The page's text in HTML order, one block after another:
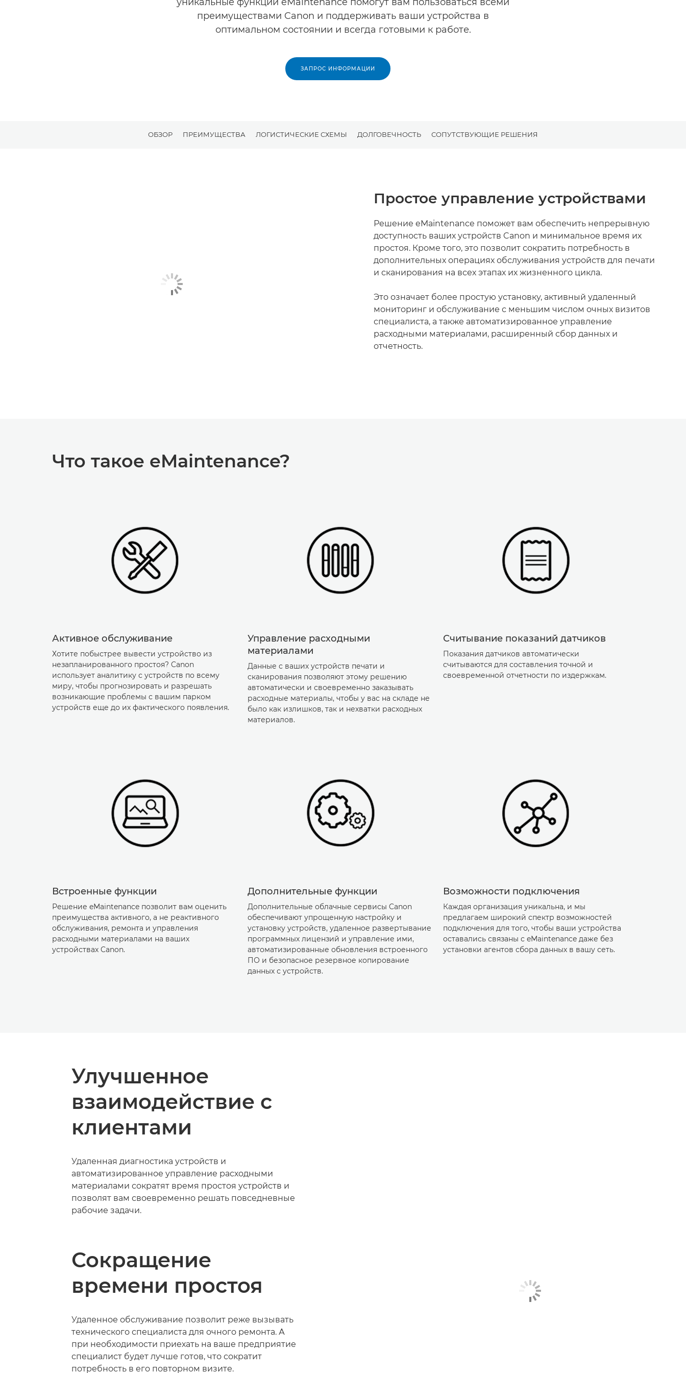
преимуществами Canon и поддерживать ваши устройства в
оптимальном состоянии и всегда готовыми к работе.
ЗАПРОС ИНФОРМАЦИИ
ОБЗОР ПРЕИМУЩЕСТВА ЛОГИСТИЧЕСКИЕ СХЕМЫ ДОЛГОВЕЧНОСТЬ СОПУТСТВУЮЩИЕ РЕШЕНИЯ
Простое управление устройствами
Решение eMaintenance поможет вам обеспечить непрерывную
доступность ваших устройств Canon и минимальное время их
простоя. Кроме того, это позволит сократить потребность в
дополнительных операциях обслуживания устройств для печати
и сканирования на всех этапах их жизненного цикла.
Это означает более простую установку, активный удаленный
мониторинг и обслуживание с меньшим числом очных визитов
специалиста, а также автоматизированное управление
расходными материалами, расширенный сбор данных и
отчетность.
Что такое eMaintenance?
Активное обслуживание
Хотите побыстрее вывести устройство из
незапланированного простоя? Canon
использует аналитику с устройств по всему
миру, чтобы прогнозировать и разрешать
возникающие проблемы с вашим парком
устройств еще до их фактического появления.
Управление расходными
материалами
Данные с ваших устройств печати и
сканирования позволяют этому решению
автоматически и своевременно заказывать
расходные материалы, чтобы у вас на складе не
было как излишков, так и нехватки расходных
материалов.
Считывание показаний датчиков
Показания датчиков автоматически
считываются для составления точной и
своевременной отчетности по издержкам.
Встроенные функции
Решение eMaintenance позволит вам оценить
преимущества активного, а не реактивного
обслуживания, ремонта и управления
расходными материалами на ваших
устройствах Canon.
Дополнительные функции
Дополнительные облачные сервисы Canon
обеспечивают упрощенную настройку и
установку устройств, удаленное развертывание
программных лицензий и управление ими,
автоматизированные обновления встроенного
ПО и безопасное резервное копирование
данных с устройств.
Возможности подключения
Каждая организация уникальна, и мы
предлагаем широкий спектр возможностей
подключения для того, чтобы ваши устройства
оставались связаны с eMaintenance даже без
установки агентов сбора данных в вашу сеть.
Улучшенное
взаимодействие с
клиентами
Удаленная диагностика устройств и
автоматизированное управление расходными
материалами сократят время простоя устройств и
позволят вам своевременно решать повседневные
рабочие задачи.
Сокращение
времени простоя
Удаленное обслуживание позволит реже вызывать
технического специалиста для очного ремонта. А
при необходимости приехать на ваше предприятие
специалист будет лучше готов, что сократит
потребность в его повторном визите.